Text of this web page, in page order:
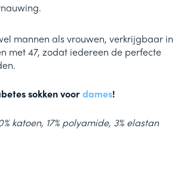
mannen als vrouwen, verkrijgbaar in
met 47, zodat iedereen de perfecte
sokken voordames!
katoen, 17% polyamide, 3%elastan